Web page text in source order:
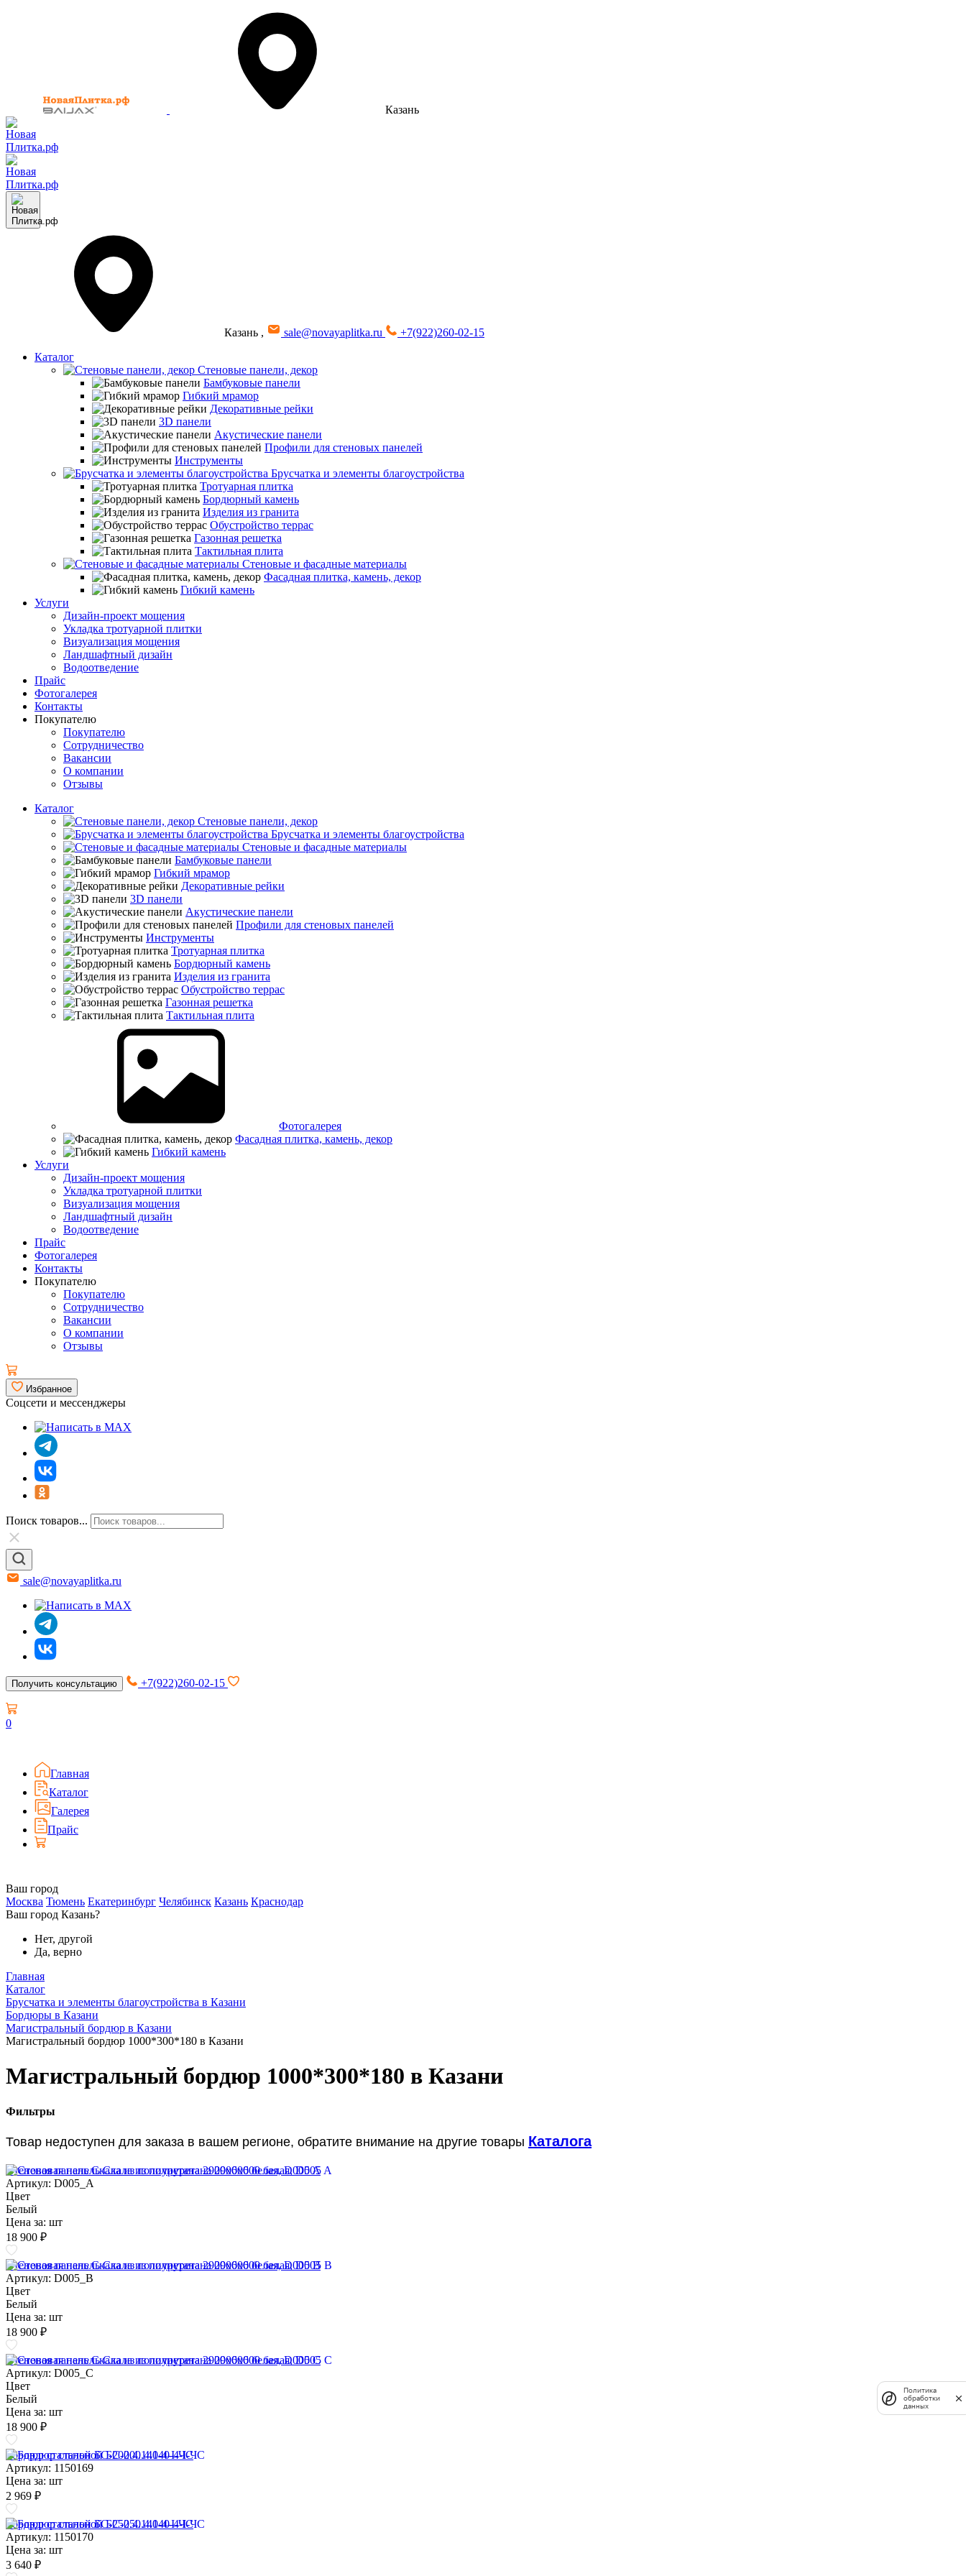
Казань
Казань , sale@novayaplitka.ru
+7(922)260-02-15
Каталог
Стеновые панели, декор
Бамбуковые панели
Гибкий мрамор
Декоративные рейки
3D панели
Акустические панели
Профили для стеновых панелей
Инструменты
Брусчатка и элементы благоустройства
Тротуарная плитка
Бордюрный камень
Изделия из гранита
Обустройство террас
Газонная решетка
Тактильная плита
Стеновые и фасадные материалы
Фасадная плитка, камень, декор
Гибкий камень
Услуги
Дизайн-проект мощения
Укладка тротуарной плитки
Визуализация мощения
Ландшафтный дизайн
Водоотведение
Прайс
Фотогалерея
Контакты
Покупателю
Покупателю
Сотрудничество
Вакансии
О компании
Отзывы
Каталог
Стеновые панели, декор
Брусчатка и элементы благоустройства
Стеновые и фасадные материалы
Бамбуковые панели
Гибкий мрамор
Декоративные рейки
3D панели
Акустические панели
Профили для стеновых панелей
Инструменты
Тротуарная плитка
Бордюрный камень
Изделия из гранита
Обустройство террас
Газонная решетка
Тактильная плита
Фотогалерея
Фасадная плитка, камень, декор
Гибкий камень
Услуги
Дизайн-проект мощения
Укладка тротуарной плитки
Визуализация мощения
Ландшафтный дизайн
Водоотведение
Прайс
Фотогалерея
Контакты
Покупателю
Покупателю
Сотрудничество
Вакансии
О компании
Отзывы
Избранное
Соцсети и мессенджеры
Поиск товаров...
sale@novayaplitka.ru
Получить консультацию +7(922)260-02-15
0
Главная
Каталог
Галерея
Прайс
Ваш город
Москва Тюмень Екатеринбург Челябинск Казань Краснодар
Ваш город Казань?
Нет, другой
Да, верно
Главная
Каталог
Брусчатка и элементы благоустройства в Казани
Бордюры в Казани
Магистральный бордюр в Казани
Магистральный бордюр 1000*300*180 в Казани
Магистральный бордюр 1000*300*180 в Казани
Фильтры
Товар недоступен для заказа в вашем регионе, обратите внимание на другие товары Каталога
Стеновая панель Скала из полиуретана 2900х600 белая, D005 A
Артикул: D005_A
Цвет
Белый
Цена за: шт
18 900 ₽
Стеновая панель Скала из полиуретана 2900х600 белая, D005 B
Артикул: D005_B
Цвет
Белый
Цена за: шт
18 900 ₽
Стеновая панель Скала из полиуретана 2900х600 белая, D005 C
Артикул: D005_C
Цвет
Белый
Цена за: шт
18 900 ₽
Бордюр стальной БС-200.4.140-4-I-ЧС
Артикул: 1150169
Цена за: шт
2 969 ₽
Бордюр стальной БС-250.4.140-4-I-ЧС
Артикул: 1150170
Цена за: шт
3 640 ₽
Политика
обработки
данных